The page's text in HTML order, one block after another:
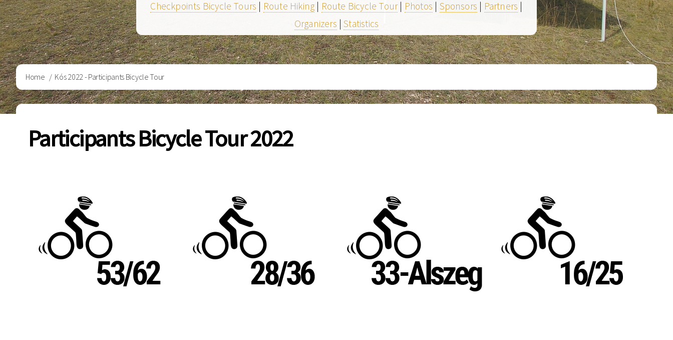
Checkpoints Bicycle Tours | Route Hiking | Route Bicycle Tour| Photos | Sponsors | Partners |
Organizers |Statistics
Breadcrumb
Home Kós 2022 - Participants Bicycle Tour
Participants Bicycle Tour 2022